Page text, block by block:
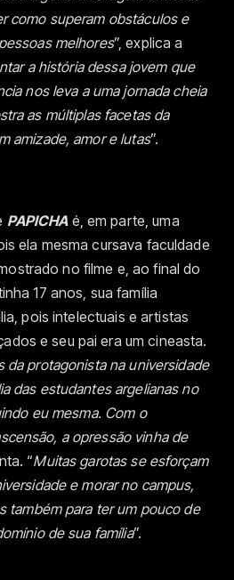
como superam obstáculos e
melhores”, explica a
a história dessa jovem que
nos leva a uma jornada cheia
as múltiplas facetas da
amizade, amor e lutas”.
PAPICHAé, em parte, uma
ela mesma cursava faculdade
no filme e, ao final do
17 anos, sua família
pois intelectuais e artistas
e seu pai era um cineasta.
da protagonista na universidade
das estudantes argelianas no
eu mesma. Com o
a opressão vinha de
“Muitas garotas se esforçam
e morar no campus,
também para ter um pouco de
de sua família”.